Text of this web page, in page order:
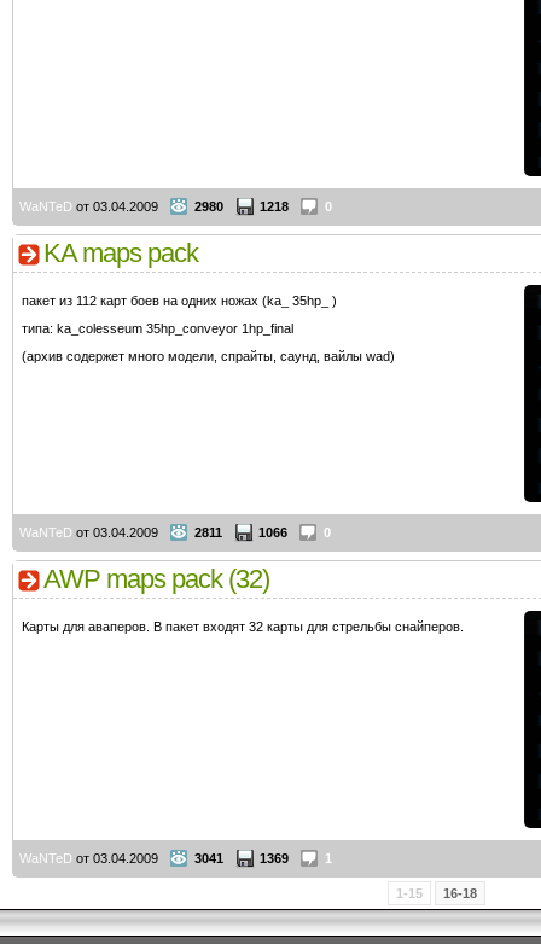
WaNTeD от 03.04.2009 2980 1218 0
KA maps pack
пакет из 112 карт боев на одних ножах (ka_ 35hp_ )
типа: ka_colesseum 35hp_conveyor 1hp_final
(архив содержет много модели, спрайты, саунд, вайлы wad)
WaNTeD от 03.04.2009 2811 1066 0
AWP maps pack (32)
Карты для аваперов. В пакет входят 32 карты для стрельбы снайперов.
WaNTeD от 03.04.2009 3041 1369 1
1-15 16-18